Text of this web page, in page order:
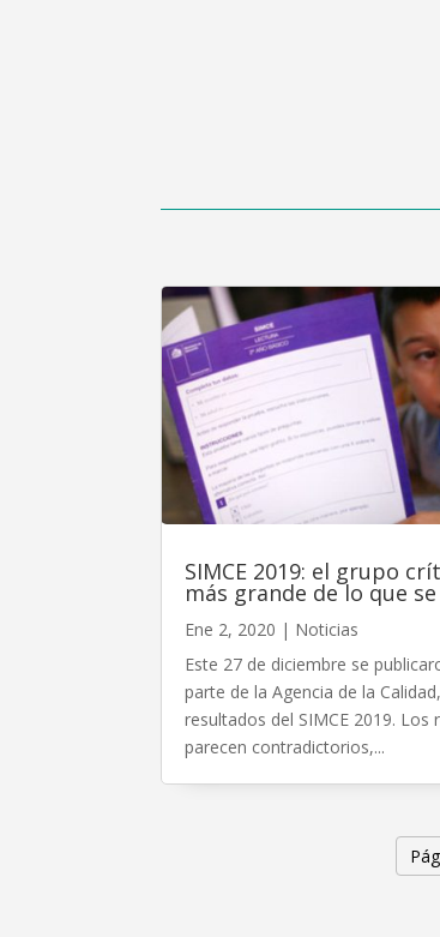
SIMCE 2019: el grupo
más grande de lo que
Ene 2, 2020 | Noticias
Este 27 de diciembre se
parte de la Agencia de la
resultados del SIMCE 2019. Los
parecen contradictorios,...